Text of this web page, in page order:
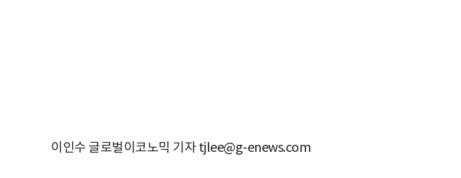
이인수 글로벌이코노믹 기자 tjlee@g-enews.com